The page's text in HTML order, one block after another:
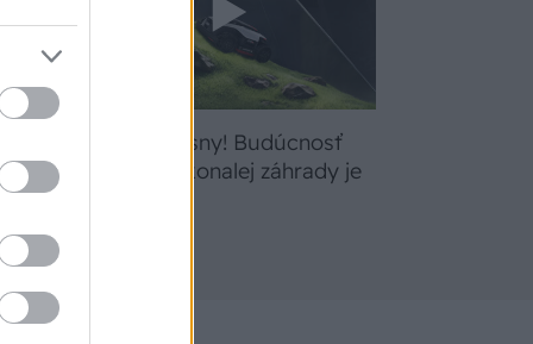
Žite svoje sny! Budúcnosť
údržby dokonalej záhrady je